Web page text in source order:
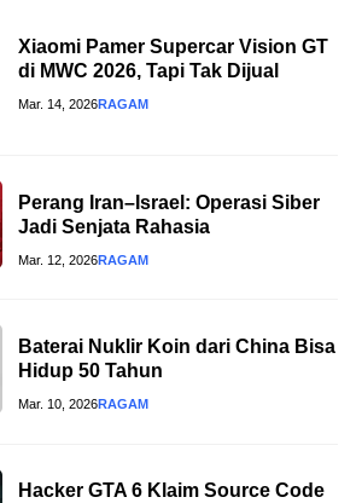
Xiaomi Pamer Supercar Vision GT
di MWC 2026, Tapi Tak Dijual
Mar. 14, 2026RAGAM
Perang Iran–Israel: Operasi Siber
Jadi Senjata Rahasia
Mar. 12, 2026RAGAM
Baterai Nuklir Koin dari China Bisa
Hidup 50 Tahun
Mar. 10, 2026RAGAM
Hacker GTA 6 Klaim Source Code